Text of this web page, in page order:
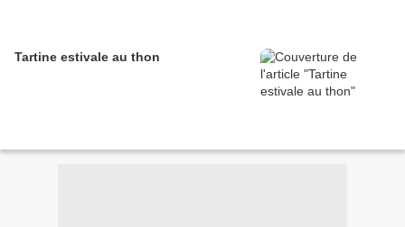
Tartine estivale au thon